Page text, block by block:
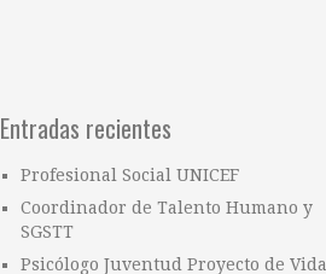
Entradas recientes
Profesional Social UNICEF
Coordinador de Talento Humano y
SGSTT
Psicólogo Juventud Proyecto de Vida